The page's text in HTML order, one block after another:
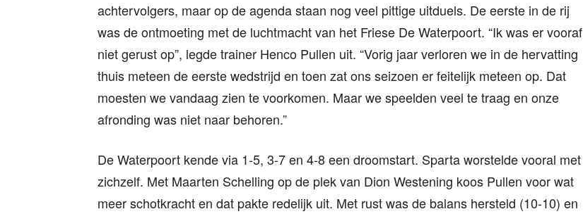
achtervolgers, maar op de agenda staan nog veel pittige uitduels. De eerste in de rij
was de ontmoeting met de luchtmacht van het Friese De Waterpoort. “Ik was er vooraf
niet gerust op”, legde trainer Henco Pullen uit. “Vorig jaar verloren we in de hervatting
thuis meteen de eerste wedstrijd en toen zat ons seizoen er feitelijk meteen op. Dat
moesten we vandaag zien te voorkomen. Maar we speelden veel te traag en onze
afronding was niet naar behoren.”
De Waterpoort kende via 1-5, 3-7 en 4-8 een droomstart. Sparta worstelde vooral met
zichzelf. Met Maarten Schelling op de plek van Dion Westening koos Pullen voor wat
meer schotkracht en dat pakte redelijk uit. Met rust was de balans hersteld (10-10) en